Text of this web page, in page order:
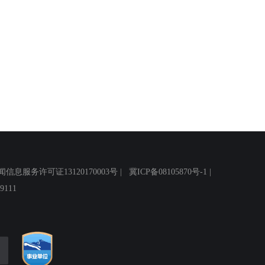
息服务许可证13120170003号 | 冀ICP备08105870号-1